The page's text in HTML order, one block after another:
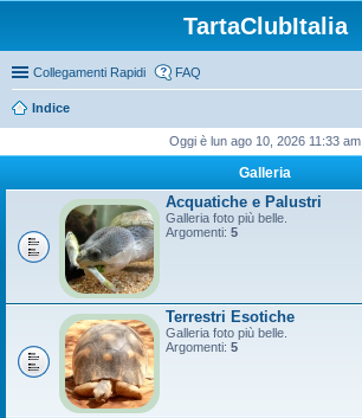
TartaClubItalia
Collegamenti Rapidi FAQ
Indice
Oggi è lun ago 10, 2026 11:33 am
Galleria
Acquatiche e Palustri
Galleria foto più belle.
Argomenti: 5
Terrestri Esotiche
Galleria foto più belle.
Argomenti: 5